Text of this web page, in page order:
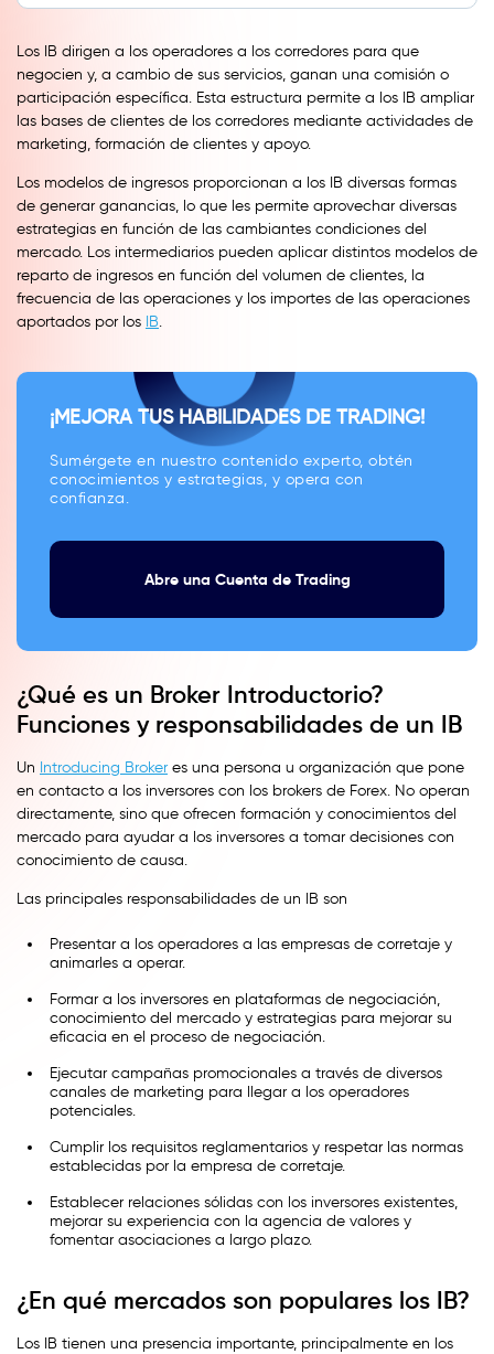
Los IB dirigen a los operadores a los corredores para que
negocien y, a cambio de sus servicios, ganan una comisión o
participación específica. Esta estructura permite a los IB ampliar
las bases de clientes de los corredores mediante actividades de
marketing, formación de clientes y apoyo.
Los modelos de ingresos proporcionan a los IB diversas formas
de generar ganancias, lo que les permite aprovechar diversas
estrategias en función de las cambiantes condiciones del
mercado. Los intermediarios pueden aplicar distintos modelos de
reparto de ingresos en función del volumen de clientes, la
frecuencia de las operaciones y los importes de las operaciones
aportados por los IB.
¡MEJORA TUS HABILIDADES DE TRADING!
Sumérgete en nuestro contenido experto, obtén
conocimientos y estrategias, y opera con
confianza.
Abre una Cuenta de Trading
¿Qué es un Broker Introductorio?
Funciones y responsabilidades de un IB
Un Introducing Brokeres una persona u organización que pone
en contacto a los inversores con los brokers de Forex. No operan
directamente, sino que ofrecen formación y conocimientos del
mercado para ayudar a los inversores a tomar decisiones con
conocimiento de causa.
Las principales responsabilidades de un IB son
Presentar a los operadores a las empresas de corretaje y
animarles a operar.
Formar a los inversores en plataformas de negociación,
conocimiento del mercado y estrategias para mejorar su
eficacia en el proceso de negociación.
Ejecutar campañas promocionales a través de diversos
canales de marketing para llegar a los operadores
potenciales.
Cumplir los requisitos reglamentarios y respetar las normas
establecidas por la empresa de corretaje.
Establecer relaciones sólidas con los inversores existentes,
mejorar su experiencia con la agencia de valores y
fomentar asociaciones a largo plazo.
¿En qué mercados son populares los IB?
Los IB tienen una presencia importante, principalmente en los